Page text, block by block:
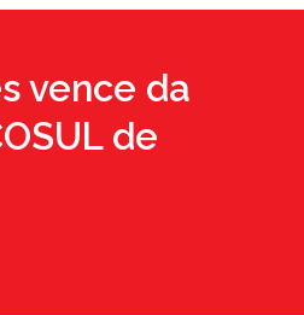
vence da
de